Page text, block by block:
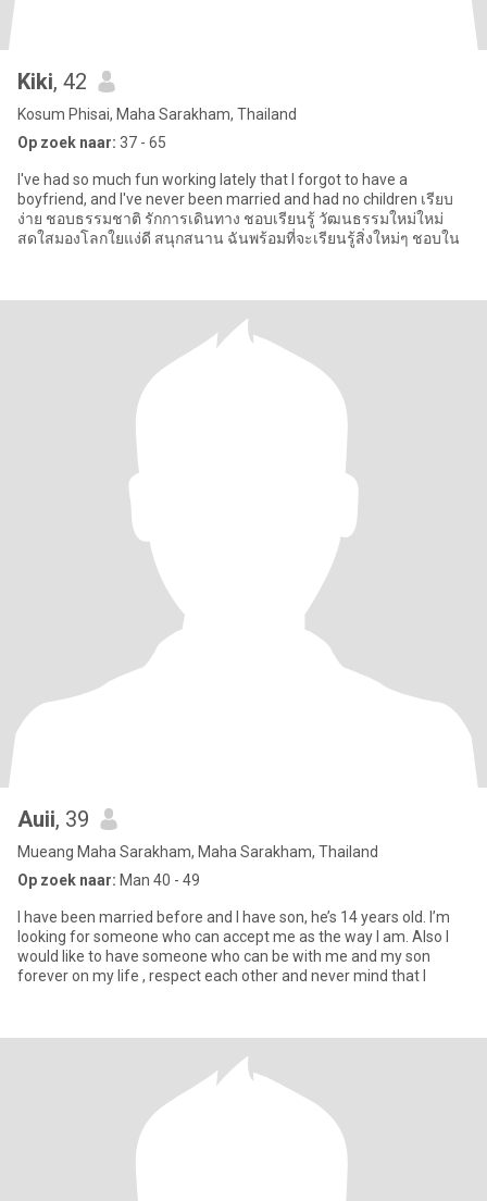
Kiki, 42
Kosum Phisai, Maha Sarakham, Thailand
Op zoek naar: 37 - 65
I've had so much fun working lately that I forgot to have a
boyfriend, and I've never been married and had no children เรียบ
ง่าย ชอบธรรมชาติ รักการเดินทาง ชอบเรียนรู้ วัฒนธรรมใหม่ใหม่
สดใสมองโลกใยแง่ดี สนุกสนาน ฉันพร้อมที่จะเรียนรู้สิ่งใหม่ๆ ชอบใน
Auii, 39
Mueang Maha Sarakham, Maha Sarakham, Thailand
Op zoek naar: Man 40 - 49
I have been married before and I have son, he’s 14 years old. I’m
looking for someone who can accept me as the way I am. Also I
would like to have someone who can be with me and my son
forever on my life , respect each other and never mind that I